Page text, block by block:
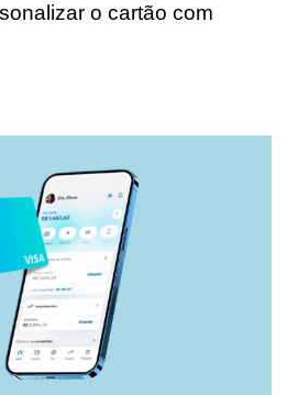
o cartão com